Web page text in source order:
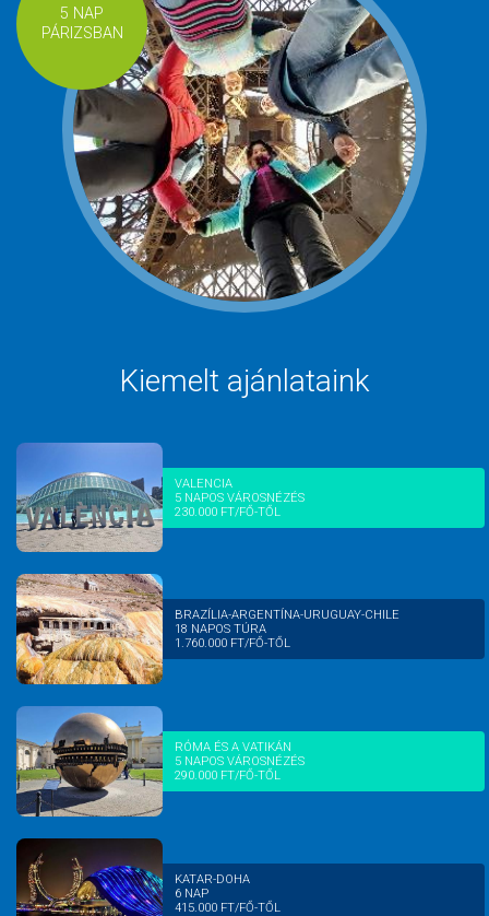
5 NAP
PÁRIZSBAN
Kiemelt ajánlataink
VALENCIA
5 NAPOS VÁROSNÉZÉS
230.000 FT/FŐ-TŐL
BRAZÍLIA-ARGENTÍNA-URUGUAY-CHILE
18 NAPOS TÚRA
1.760.000 FT/FŐ-TŐL
RÓMA ÉS A VATIKÁN
5 NAPOS VÁROSNÉZÉS
290.000 FT/FŐ-TŐL
KATAR-DOHA
6 NAP
415.000 FT/FŐ-TŐL